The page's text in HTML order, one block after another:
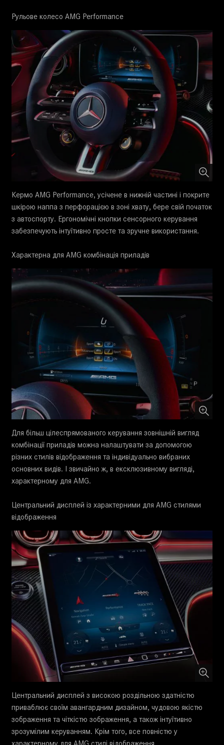
Рульове колесо AMG Performance
Кермо AMG Performance, усічене в нижній частині і покрите
шкірою наппа з перфорацією в зоні хвату, бере свій початок
з автоспорту. Ергономічні кнопки сенсорного керування
забезпечують інтуїтивно просте та зручне використання.
Характерна для AMG комбінація приладів
Для більш цілеспрямованого керування зовнішній вигляд
комбінації приладів можна налаштувати за допомогою
різних стилів відображення та індивідуально вибраних
основних видів. І звичайно ж, в ексклюзивному вигляді,
характерному для AMG.
Центральний дисплей із характерними для AMG стилями
відображення
Центральний дисплей з високою роздільною здатністю
приваблює своїм авангардним дизайном, чудовою якістю
зображення та чіткістю зображення, а також інтуїтивно
зрозумілим керуванням. Крім того, все повністю у